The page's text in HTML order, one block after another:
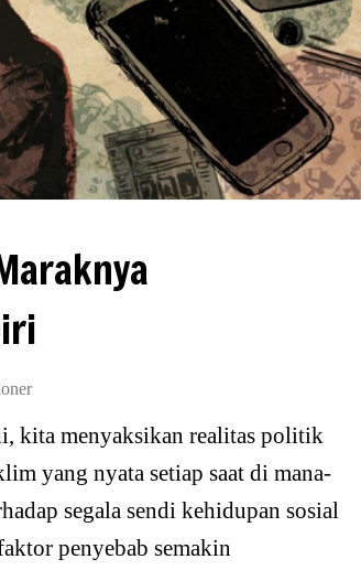
kita menyaksikan realitas politik
yang nyata setiap saat di mana-
segala sendi kehidupan sosial
penyebab semakin